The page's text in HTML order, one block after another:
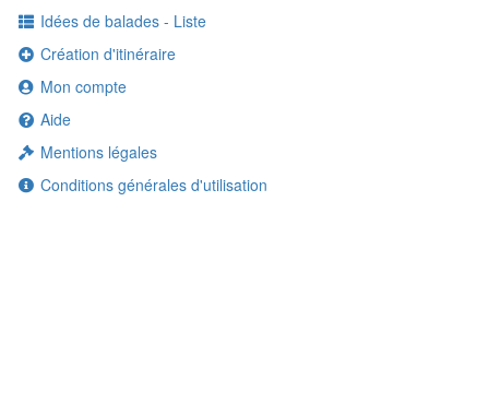
Idées de balades - Liste
Création d'itinéraire
Mon compte
Aide
Mentions légales
Conditions générales d'utilisation